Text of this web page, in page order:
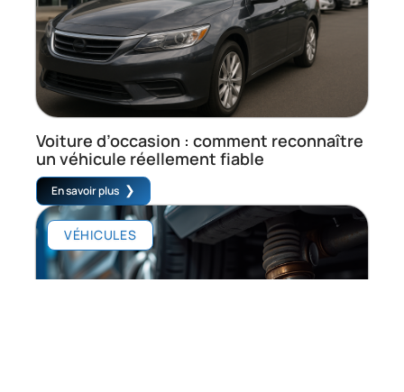
Voiture d’occasion : comment reconnaître
un véhicule réellement fiable
En savoir plus
VÉHICULES